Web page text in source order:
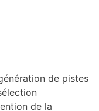
de pistes
de la